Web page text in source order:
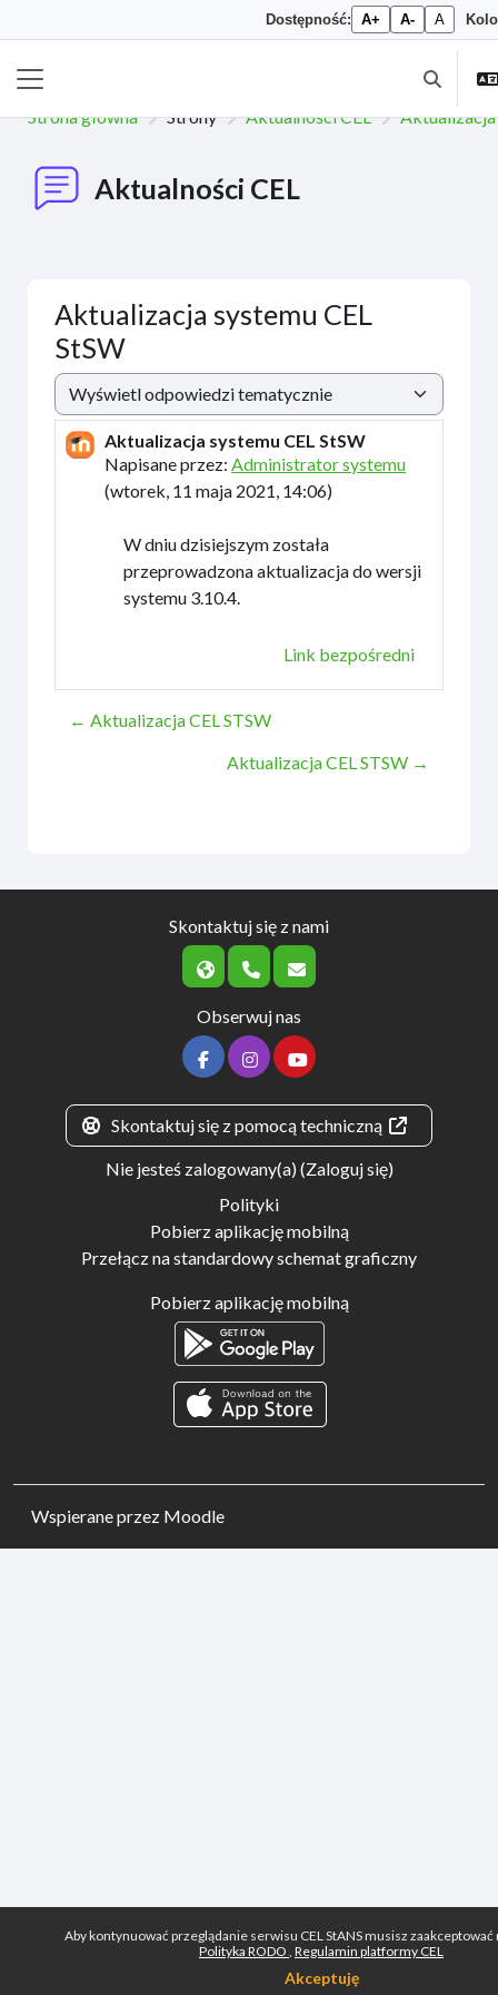
Dostępność: A+ A- A
Aby kontynuować przeglądanie serwisu CEL StANS musisz zaakceptować
Polityka RODO Regulamin platformy CEL
Akceptuję
Strona główna
Strony Aktualności CEL Aktualizacja
Aktualności CEL
Aktualizacja systemu CEL
StSW
Sposób wyświetlania
Aktualizacja systemu CEL StSW
Napisane przez: Administrator systemu
(wtorek, 11 maja 2021, 14:06)
Liczba odpowiedzi: 0
W dniu dzisiejszym została
przeprowadzona aktualizacja do wersji
systemu 3.10.4.
Link bezpośredni
← Aktualizacja CEL STSW
Aktualizacja CEL STSW →
Skontaktuj się z nami
Obserwuj nas
Skontaktuj się z pomocą techniczną
Nie jesteś zalogowany(a) (Zaloguj się)
Polityki
Pobierz aplikację mobilną
Przełącz na standardowy schemat graficzny
Pobierz aplikację mobilną
Wspierane przez Moodle